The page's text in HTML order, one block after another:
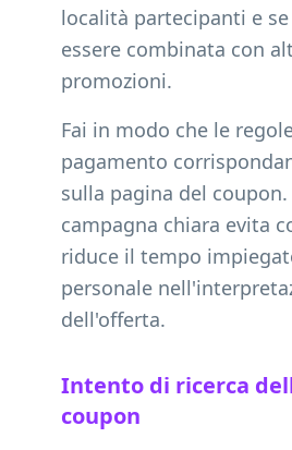
località partecipanti e
essere combinata con
promozioni.
Fai in modo che le
pagamento
sulla pagina del coupon.
campagna chiara evita
riduce il tempo
personale
dell'offerta.
Intento di ricerca
coupon